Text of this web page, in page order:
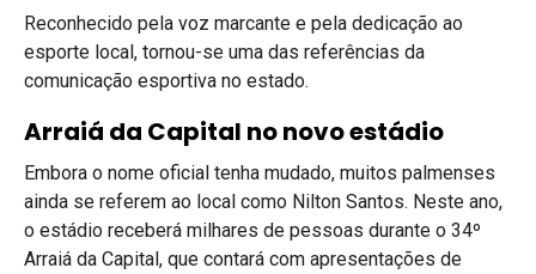
Reconhecido pela voz marcante e pela dedicação ao
esporte local, tornou-se uma das referências da
comunicação esportiva no estado.
Arraiá da Capital no novo estádio
Embora o nome oficial tenha mudado, muitos palmenses
ainda se referem ao local como Nilton Santos. Neste ano,
o estádio receberá milhares de pessoas durante o 34º
Arraiá da Capital, que contará com apresentações de